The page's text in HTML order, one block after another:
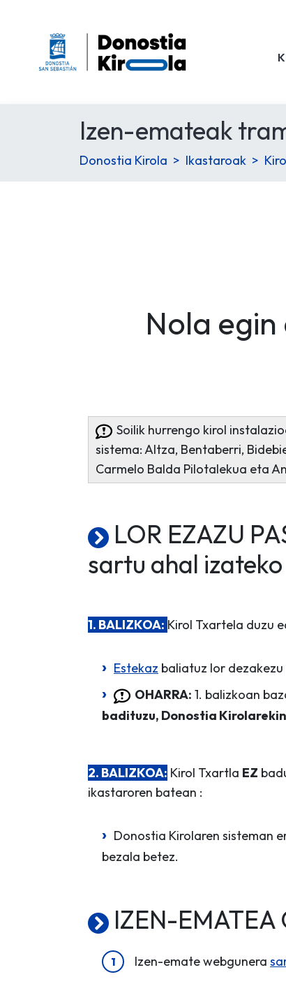
Izen-emateak
Donostia Kirola Ikastaroak
Nola
Soilik hurrengo kirol
sistema: Altza, Bentaberri,
Carmelo Balda Pilotalekua eta
LOR EZAZU
sartu ahal izateko
1. BALIZKOA: Kirol Txartela duzu
Estekaz baliatuz lor
OHARRA: 1. balizkoan
badituzu, Donostia
2. BALIZKOA: Kirol Txartla EZ
ikastaroren batean :
Donostia Kirolaren sisteman
bezala betez.
IZEN-EMATEA
Izen-emate webgunera